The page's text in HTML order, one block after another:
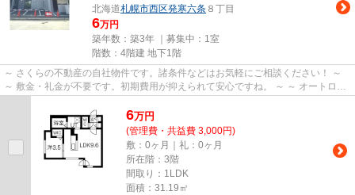
北海道札幌市西区発寒六条 ８丁目
6万円
築年数：築3年 ｜募集中： 1室
階数：4階建 地下1階
～ さくらの不動産の自社物件です。諸条件などはお気軽にご相談ください！ ～
～ 敷金・礼金が不要です。初期費用が抑えられて安心ですね。 ～ ～ オートロッ
6万円
(管理費・共益費 3,000円)
敷：0ヶ月｜礼：0ヶ月
所在階：3階
間取り：1LDK
面積：31.19㎡